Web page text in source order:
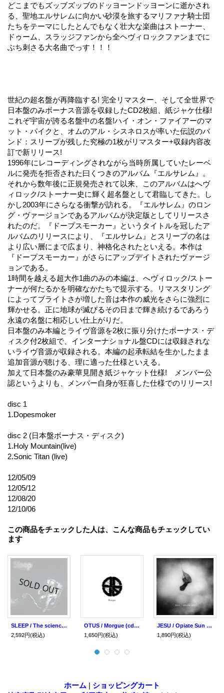
どこまでもズッブズッブのドッヨーンドッヨーンに逝かされ
る、聖地エルサレムに向かい砂漠を旅するマリファナ騎士団
たちをテーマにしたとんでもなく壮大な楽曲はストーナー、
ドゥーム、スラッジファンから全ヘヴィロックファンまでに
ぶち刺さる大名曲でっす！！！
世紀の超名盤が再降臨する! 完全リマスター、そして全世界で
日本盤のみボーナス音源を収録したCD2枚組、紙ジャケ仕様!
これぞ宇宙が誇る名盤中の名盤!ハイ・オン・ファイアーのマ
ット・パイクと、オムのアル・シスネロスが率いた伝説のバ
ンド：スリープが残した究極の1枚がリマスター+収録内容改
訂で新リリース!
1996年にレコーディングされながら当時所属していたレーベ
ルに発売を拒否された曰くつきのアルバム『エルサレム』。
それから数年後に正規発売されて以来、このアルバムはへヴ
ィロック/ストーナー史に輝く超名盤として君臨してきた。し
かし2003年にさらなる衝撃が訪れる。『エルサレム』のロン
グ・ヴァージョンであるアルバムが決定版としてリリースさ
れたのだ。『ドープスモーカー』というタイトルを冠したア
ルバムのリリースにより、『エルサレム』とスリープの名は
より広い層にまで広まり、神格化されたといえる。本作は
『ドープスモーカー』がさらにアップデイトされたヴァージ
ョンである。
1時間を越える超大作1曲のみの本編は、へヴィロック/ストー
ナーが何たるかを明確なかたちで提示する。リマスタリング
によってブライトさが増した音は本作の威光をさらに強烈に
輝かせる。正に地球が滅びるその日まで輝き続けるであろう
永遠の名盤に相応しい仕上がりだ。
日本盤のみ本編とライヴ音源を2枚に振り分けたボーナス・デ
ィスク付2枚組で、インターナショナル盤CDには収録されな
いライヴ音源が収録される。本編の起承転結を生かしたまま
追加音源が聴ける、理に適った仕様といえる。
加えて日本盤のみ豪華見開き紙ジャケット仕様! メンバー公
認というよりも、メンバー自身が狂喜した仕様でのリリース!
disc 1
1.Dopesmoker
disc 2 (日本盤ボーナス・ディスク)
1.Holy Mountain(live)
2.Sonic Titan (live)
12/05/09
12/05/12
12/08/20
12/10/06
この商品をチェックした人は、こんな商品もチェックしてい
ます
SLEEP / The science of (cd) Daymare
2,592円(税込)
OTUS / Morgue (cd) Daymare
1,650円(税込)
JESU / Opiate Sun (cd) Daymare
1,890円(税込)
ホーム | ショッピングカート